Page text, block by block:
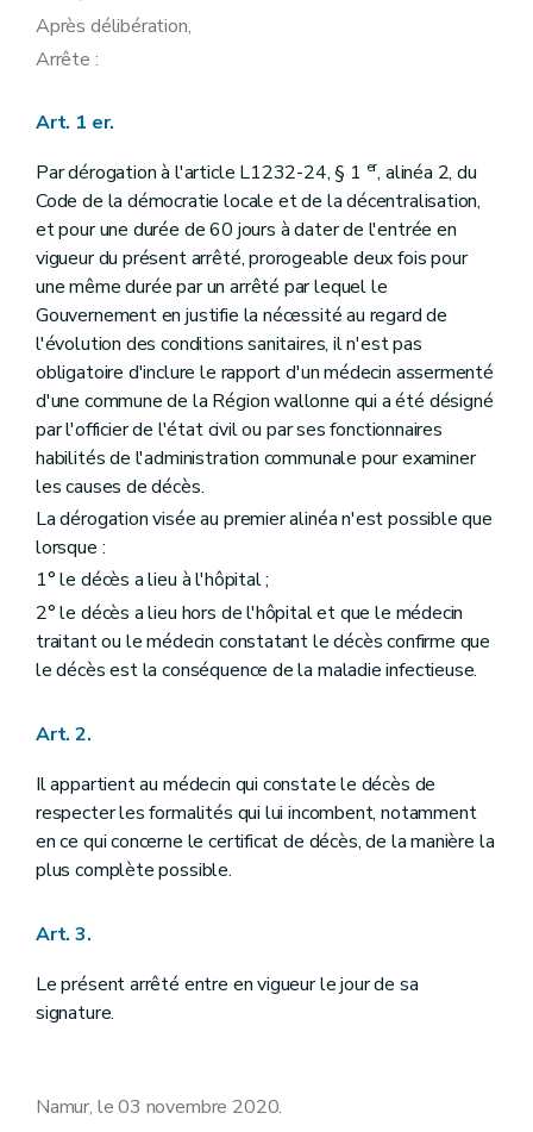
Après délibération,
Arrête :
Art. 1 er.
Par dérogation à l'article L1232-24, § 1 er, alinéa 2, du
Code de la démocratie locale et de la décentralisation,
et pour une durée de 60 jours à dater de l'entrée en
vigueur du présent arrêté, prorogeable deux fois pour
une même durée par un arrêté par lequel le
Gouvernement en justifie la nécessité au regard de
l'évolution des conditions sanitaires, il n'est pas
obligatoire d'inclure le rapport d'un médecin assermenté
d'une commune de la Région wallonne qui a été désigné
par l'officier de l'état civil ou par ses fonctionnaires
habilités de l'administration communale pour examiner
les causes de décès.
La dérogation visée au premier alinéa n'est possible que
lorsque :
1° le décès a lieu à l'hôpital ;
2° le décès a lieu hors de l'hôpital et que le médecin
traitant ou le médecin constatant le décès confirme que
le décès est la conséquence de la maladie infectieuse.
Art. 2.
Il appartient au médecin qui constate le décès de
respecter les formalités qui lui incombent, notamment
en ce qui concerne le certificat de décès, de la manière la
plus complète possible.
Art. 3.
Le présent arrêté entre en vigueur le jour de sa
signature.
Namur, le 03 novembre 2020.